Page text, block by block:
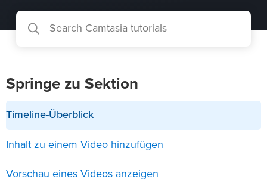
Springe zu Sektion
Timeline-Überblick
Inhalt zu einem Video hinzufügen
Vorschau eines Videos anzeigen